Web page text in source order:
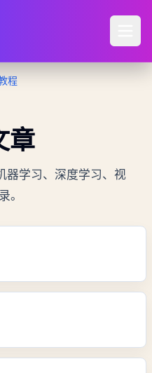
程
章
器学习、深度学习、视
。